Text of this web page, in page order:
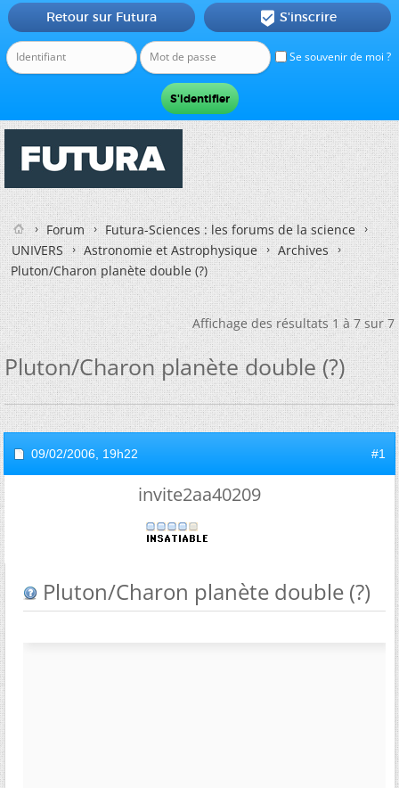
Se souvenir de moi ?
Retour sur Futura  S'inscrire
Forum
Futura-Sciences : les forums de la science
UNIVERS
Astronomie et Astrophysique
Archives
Pluton/Charon planète double (?)
Affichage des résultats 1 à 7 sur 7
Pluton/Charon planète double (?)
09/02/2006, 19h22 #1
invite2aa40209
Pluton/Charon planète double (?)